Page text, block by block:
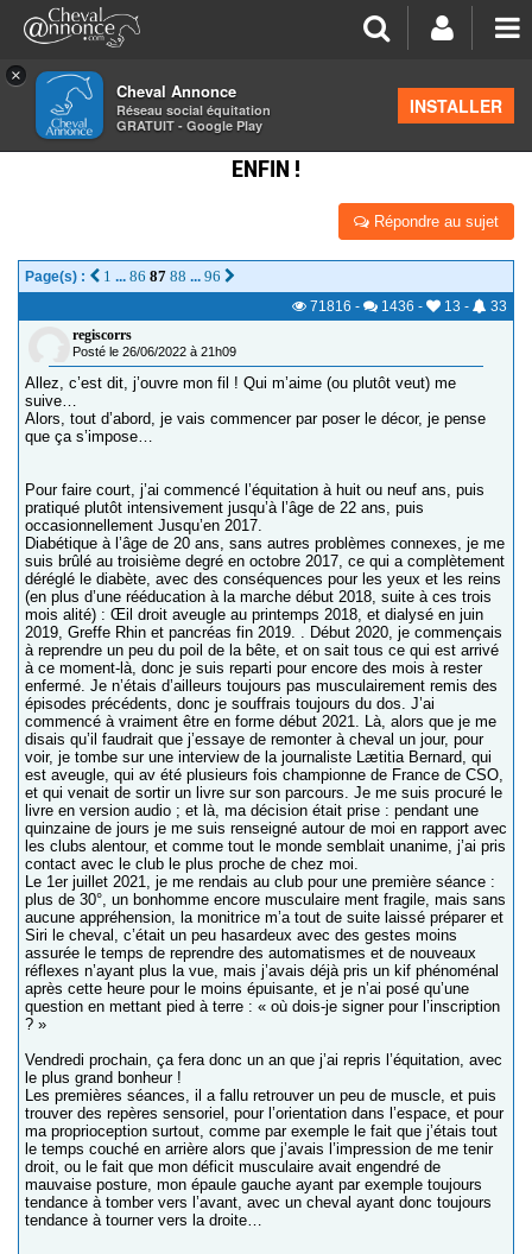
×
Cheval Annonce
Réseau social équitation
GRATUIT - Google Play
INSTALLER
>Discussions générales
JOURNAL DU RECAVALIER. CLUB 2 GRAND PRIX :
ENFIN !
Répondre au sujet
Page(s) : 1 ... 86 87 88 ... 96
71816 - 1436 - 13 -
33
regiscorrs
Posté le 26/06/2022 à 21h09
Allez, c’est dit, j’ouvre mon fil ! Qui m’aime (ou plutôt veut) me
suive…
Alors, tout d’abord, je vais commencer par poser le décor, je pense
que ça s’impose…
Pour faire court, j’ai commencé l’équitation à huit ou neuf ans, puis
pratiqué plutôt intensivement jusqu’à l’âge de 22 ans, puis
occasionnellement Jusqu’en 2017.
Diabétique à l’âge de 20 ans, sans autres problèmes connexes, je me
suis brûlé au troisième degré en octobre 2017, ce qui a complètement
déréglé le diabète, avec des conséquences pour les yeux et les reins
(en plus d’une rééducation à la marche début 2018, suite à ces trois
mois alité) : Œil droit aveugle au printemps 2018, et dialysé en juin
2019, Greffe Rhin et pancréas fin 2019. . Début 2020, je commençais
à reprendre un peu du poil de la bête, et on sait tous ce qui est arrivé
à ce moment-là, donc je suis reparti pour encore des mois à rester
enfermé. Je n’étais d’ailleurs toujours pas musculairement remis des
épisodes précédents, donc je souffrais toujours du dos. J’ai
commencé à vraiment être en forme début 2021. Là, alors que je me
disais qu’il faudrait que j’essaye de remonter à cheval un jour, pour
voir, je tombe sur une interview de la journaliste Lætitia Bernard, qui
est aveugle, qui av été plusieurs fois championne de France de CSO,
et qui venait de sortir un livre sur son parcours. Je me suis procuré le
livre en version audio ; et là, ma décision était prise : pendant une
quinzaine de jours je me suis renseigné autour de moi en rapport avec
les clubs alentour, et comme tout le monde semblait unanime, j’ai pris
contact avec le club le plus proche de chez moi.
Le 1er juillet 2021, je me rendais au club pour une première séance :
plus de 30°, un bonhomme encore musculaire ment fragile, mais sans
aucune appréhension, la monitrice m’a tout de suite laissé préparer et
Siri le cheval, c’était un peu hasardeux avec des gestes moins
assurée le temps de reprendre des automatismes et de nouveaux
réflexes n’ayant plus la vue, mais j’avais déjà pris un kif phénoménal
après cette heure pour le moins épuisante, et je n’ai posé qu’une
question en mettant pied à terre : « où dois-je signer pour l’inscription
? »
Vendredi prochain, ça fera donc un an que j’ai repris l’équitation, avec
le plus grand bonheur !
Les premières séances, il a fallu retrouver un peu de muscle, et puis
trouver des repères sensoriel, pour l’orientation dans l’espace, et pour
ma proprioception surtout, comme par exemple le fait que j’étais tout
le temps couché en arrière alors que j’avais l’impression de me tenir
droit, ou le fait que mon déficit musculaire avait engendré de
mauvaise posture, mon épaule gauche ayant par exemple toujours
tendance à tomber vers l’avant, avec un cheval ayant donc toujours
tendance à tourner vers la droite…